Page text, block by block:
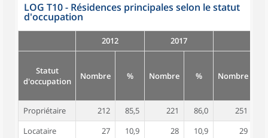
LOG T10 - Résidences principales selon le statut
d'occupation
2012 2017
Statut
d'occupation
Nombre % Nombre % Nombre
Propriétaire 212 85,5 221 86,0 251
Locataire
27 10,9 28 10,9 29